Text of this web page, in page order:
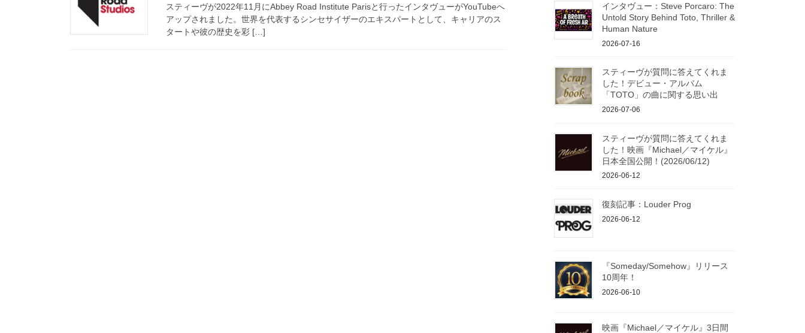
スティーヴが2022年11月にAbbey Road Institute Parisと行ったインタヴューがYouTubeへ
アップされました。世界を代表するシンセサイザーのエキスパートとして、キャリアのス
タートや彼の歴史を彩 […]
インタヴュー：Steve Porcaro: The
Untold Story Behind Toto, Thriller &
Human Nature
2026-07-16
スティーヴが質問に答えてくれま
した！デビュー・アルバム
「TOTO」の曲に関する思い出
2026-07-06
スティーヴが質問に答えてくれま
した！映画『Michael／マイケル』
日本全国公開！(2026/06/12)
2026-06-12
復刻記事：Louder Prog
2026-06-12
『Someday/Somehow』リリース
10周年！
2026-06-10
映画『Michael／マイケル』3日間